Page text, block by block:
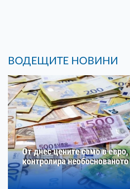
ВОДЕЩИТЕ НОВИНИ